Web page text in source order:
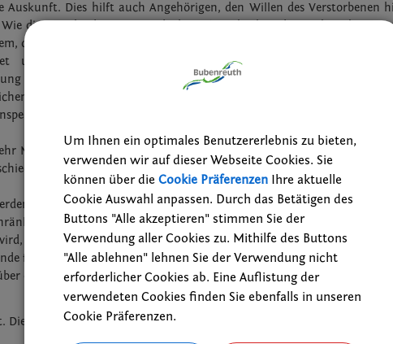
Auskunft. Dies hilft auch Angehörigen, den Willen des Verstorbenen
die Entscheidung letztendlich ausfällt, bleibt jedem selbst
dass man sich zu Lebzeiten für oder gegen eine Organentnahme
und dies im Organspendeausweis dokumentiert. Eine
entlastet auch Angehörige, die ansonsten im Ernstfall
Willen des Verstorbenen befragt werden. Und für die vielen
warten, ist die Entscheidung ihrer Mitmenschen sogar
Menschen setzen sich mit der Frage auseinander, ob sie ihre
Dazu braucht es Aufklärung und ausreichend Informationen.
ob
zugstimmt wird,
freigeben werden oder
eine Organ- und Gewebespende entscheiden soll.
Die Entscheidung kann jederzeit mit einem neuen Ausweis geändert
Um Ihnen ein optimales Benutzererlebnis zu bieten,
verwenden wir auf dieser Webseite Cookies. Sie
können über die Cookie PräferenzenIhre aktuelle
Cookie Auswahl anpassen. Durch das Betätigen des
Buttons "Alle akzeptieren" stimmen Sie der
Verwendung aller Cookies zu. Mithilfe des Buttons
"Alle ablehnen" lehnen Sie der Verwendung nicht
erforderlicher Cookies ab. Eine Auflistung der
verwendeten Cookies finden Sie ebenfalls in unseren
Cookie Präferenzen.